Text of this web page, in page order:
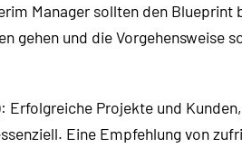
Manager sollten den
gehen und die Vorgehensweise
: Erfolgreiche Projekte und
Eine Empfehlung von